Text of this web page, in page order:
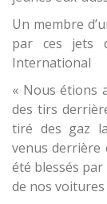
Un membre
par ces jets
International
« Nous étions
des tirs
tiré des gaz
venus derrière
été blessés
de nos voitures